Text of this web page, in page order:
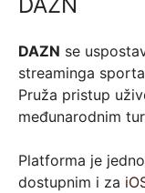
DAZN se
streaminga
Pruža pristup
međunarodnim
Platforma je
dostupnim i za